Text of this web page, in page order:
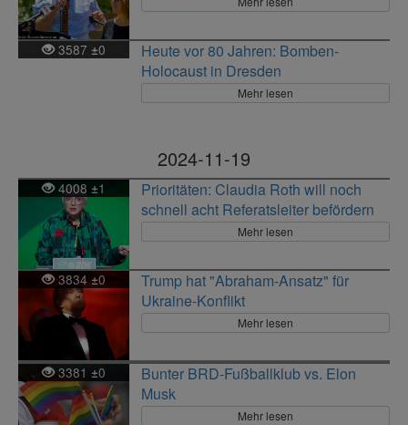
3587 ±0
Heute vor 80 Jahren: Bomben-
Holocaust in Dresden
Mehr lesen
2024-11-19
4008 ±1
Prioritäten: Claudia Roth will noch
schnell acht Referatsleiter befördern
Mehr lesen
3834±0
Trump hat "Abraham-Ansatz" für
Ukraine-Konflikt
Mehr lesen
3381 ±0
Bunter BRD-Fußballklub vs. Elon
Musk
Mehr lesen